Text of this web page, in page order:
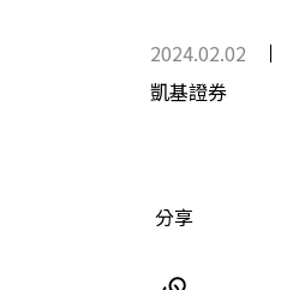
2024.02.02
凱基證券
分享